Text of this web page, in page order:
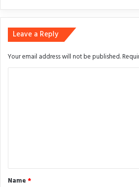
Leave a Reply
Your email address will not be published.
*
Name *